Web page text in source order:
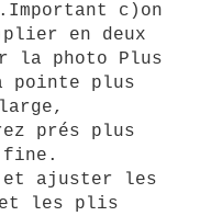
c)on
en deux
la photo Plus
pointe plus
prés plus
et ajuster les
les plis